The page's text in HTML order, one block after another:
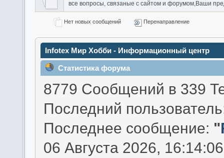
все вопросы, связаные с сайтом и форумом,Ваши
Нет новых сообщений Перенаправление
Infotex Мир Хобби - Информационный центр
Статистика форума
8779 Сообщений в 339
Последний
Последнее сообщение: "
06 Августа 2026,